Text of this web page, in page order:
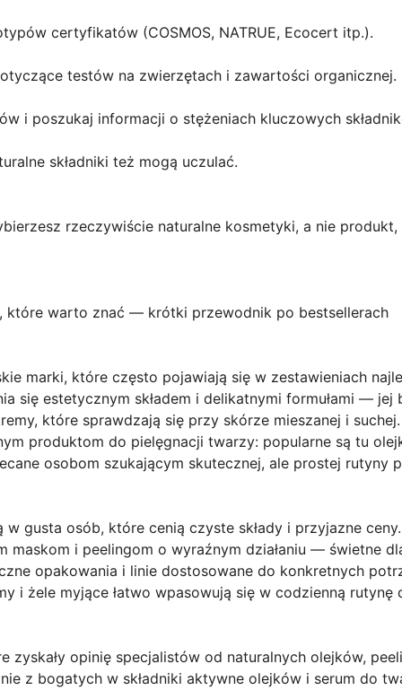
certyfikatów (COSMOS, NATRUE, Ecocert itp.).
testów na zwierzętach i zawartości organicznej.
i poszukaj informacji o stężeniach kluczowych
składniki też mogą uczulać.
rzeczywiście naturalne kosmetyki, a nie
które warto znać — krótki przewodnik po bestsellerach
marki, które często pojawiają się w zestawieniach
się estetycznym składem i delikatnymi formułami —
które sprawdzają się przy skórze mieszanej i
produktom do pielęgnacji twarzy: popularne są tu
osobom szukającym skutecznej, ale prostej rutyny
gusta osób, które cenią czyste składy i przyjazne
maskom i peelingom o wyraźnym działaniu — świetne
opakowania i linie dostosowane do konkretnych
i żele myjące łatwo wpasowują się w codzienną rutynę
zyskały opinię specjalistów od naturalnych olejków,
z bogatych w składniki aktywne olejków i serum do